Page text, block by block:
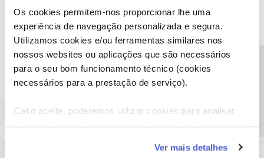
Os cookies permitem-nos proporcionar lhe uma
experiência de navegação personalizada e segura.
Utilizamos cookies e/ou ferramentas similares nos
nossos websites ou aplicações que são necessários
para o seu bom funcionamento técnico (cookies
necessários para a prestação de serviço).
Caso aceite, poderemos utilizar cookies para analisar
funcionalidades (cookies de personalização e
Ver mais detalhes
Ajude a comunidade a encontrar informação relevante. Marque
como "Melhor Resposta" e faça "Like" nos melhores comentários.
Siga os perfis da moderação, através da opção "Seguir", para estar
sempre a par das ultimas novidades.